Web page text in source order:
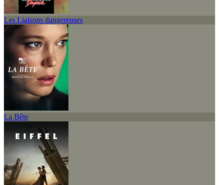
Les Liaisons dangereuses
La Bête